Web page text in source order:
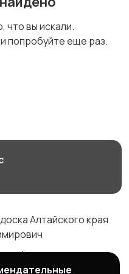
одеждой
что вы искали.
попробуйте еще раз.
Алтайского края
конфиденциальности